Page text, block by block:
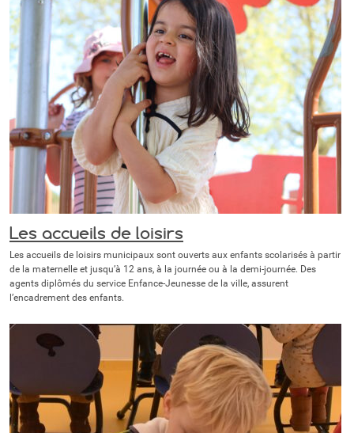
Les accueils de loisirs
Les accueils de loisirs municipaux sont ouverts aux enfants scolarisés à partir
de la maternelle et jusqu’à 12 ans, à la journée ou à la demi-journée. Des
agents diplômés du service Enfance-Jeunesse de la ville, assurent
l’encadrement des enfants.